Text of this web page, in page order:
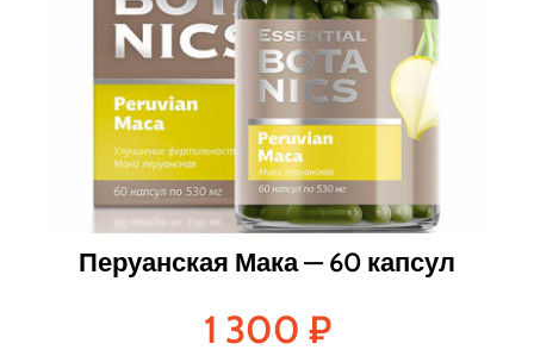
Перуанская Мака — 60 капсул
1 300 ₽